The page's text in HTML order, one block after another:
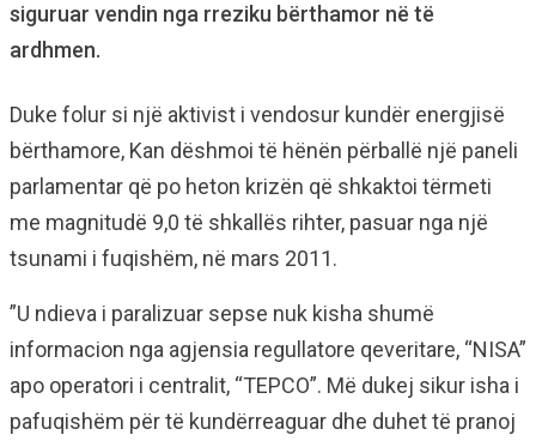
siguruar vendin nga rreziku bërthamor në të
ardhmen.
Duke folur si një aktivist i vendosur kundër energjisë
bërthamore, Kan dëshmoi të hënën përballë një paneli
parlamentar që po heton krizën që shkaktoi tërmeti
me magnitudë 9,0 të shkallës rihter, pasuar nga një
tsunami i fuqishëm, në mars 2011.
”U ndieva i paralizuar sepse nuk kisha shumë
informacion nga agjensia regullatore qeveritare, “NISA”
apo operatori i centralit, “TEPCO”. Më dukej sikur isha i
pafuqishëm për të kundërreaguar dhe duhet të pranoj